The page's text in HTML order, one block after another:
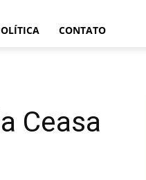
CONTATO
Ceasa